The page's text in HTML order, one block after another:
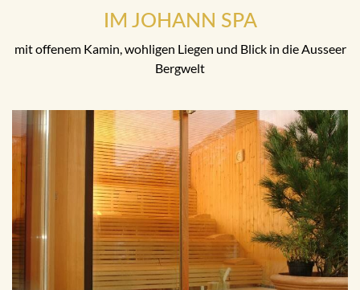
IM JOHANN SPA
mit offenem Kamin, wohligen Liegen und Blick in die Ausseer
Bergwelt